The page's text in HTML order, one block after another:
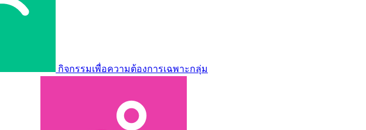
กิจกรรมเพื่อความต้องการเฉพาะกลุ่ม